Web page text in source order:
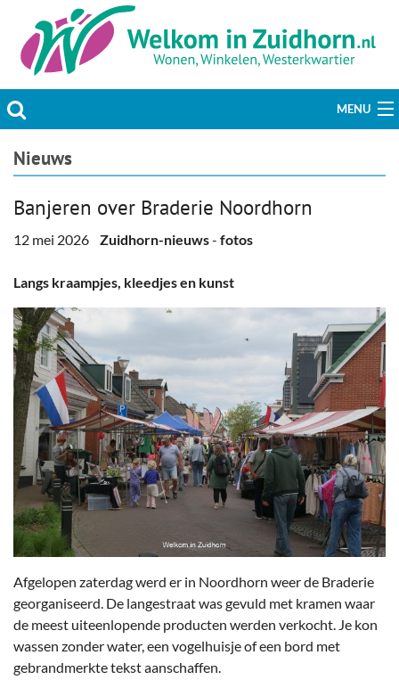
MENU
Actueel
Welzijn & Maatschappij
Bedrijven
Prikbord & Aanbiedingen
Plaats bericht
Nieuws
Banjeren over Braderie Noordhorn
12 mei 2026 Zuidhorn-nieuws- fotos
Langs kraampjes, kleedjes en kunst
Afgelopen zaterdag werd er in Noordhorn weer de Braderie
georganiseerd. De langestraat was gevuld met kramen waar
de meest uiteenlopende producten werden verkocht. Je kon
wassen zonder water, een vogelhuisje of een bord met
gebrandmerkte tekst aanschaffen.